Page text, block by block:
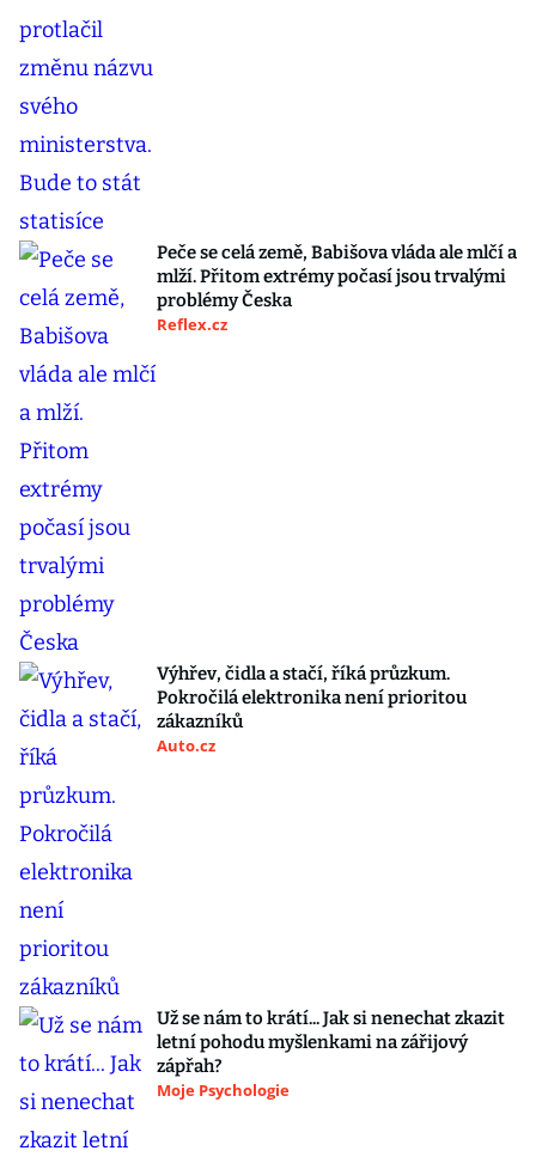
Peče se celá země, Babišova vláda ale mlčí a
mlží. Přitom extrémy počasí jsou trvalými
problémy Česka
Reflex.cz
Výhřev, čidla a stačí, říká průzkum.
Pokročilá elektronika není prioritou
zákazníků
Auto.cz
Už se nám to krátí... Jak si nenechat zkazit
letní pohodu myšlenkami na zářijový
zápřah?
Moje Psychologie